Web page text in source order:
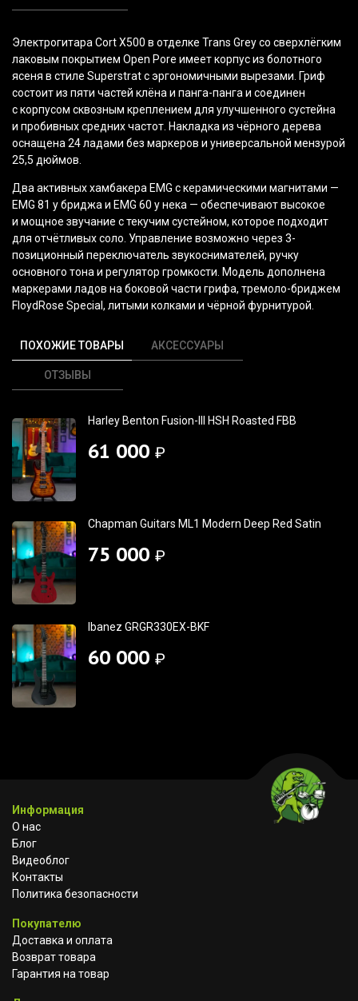
Электрогитара Cort X500 в отделке Trans Grey со сверхлёгким
лаковым покрытием Open Pore имеет корпус из болотного
ясеня в стиле Superstrat с эргономичными вырезами. Гриф
состоит из пяти частей клёна и панга-панга и соединен
с корпусом сквозным креплением для улучшенного сустейна
и пробивных средних частот. Накладка из чёрного дерева
оснащена 24 ладами без маркеров и универсальной мензурой
25,5 дюймов.
Два активных хамбакера EMG с керамическими магнитами —
EMG 81 у бриджа и EMG 60 у нека — обеспечивают высокое
и мощное звучание с текучим сустейном, которое подходит
для отчётливых соло. Управление возможно через 3-
позиционный переключатель звукоснимателей, ручку
основного тона и регулятор громкости. Модель дополнена
маркерами ладов на боковой части грифа, тремоло-бриджем
FloydRose Special, литыми колками и чёрной фурнитурой.
ПОХОЖИЕ ТОВАРЫ АКСЕССУАРЫ
ОТЗЫВЫ
Harley Benton Fusion-III HSH Roasted FBB
61 000 ₽
Chapman Guitars ML1 Modern Deep Red Satin
75 000 ₽
Ibanez GRGR330EX-BKF
60 000 ₽
Информация
О нас
Блог
Видеоблог
Контакты
Политика безопасности
Покупателю
Доставка и оплата
Возврат товара
Гарантия на товар